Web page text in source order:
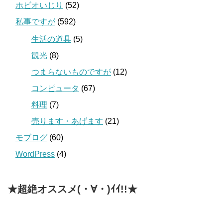
ホビオいじり (52)
私事ですが (592)
生活の道具 (5)
観光 (8)
つまらないものですが (12)
コンピュータ (67)
料理 (7)
売ります・あげます (21)
モブログ (60)
WordPress (4)
★超絶オススメ(・∀・)ｲｲ!!★